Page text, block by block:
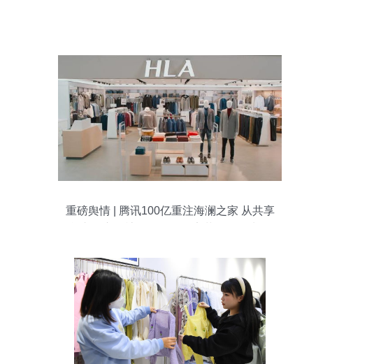
重磅舆情 | 腾讯100亿重注海澜之家 从共享